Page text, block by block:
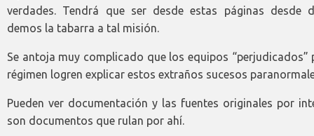
verdades. Tendrá que ser desde estas páginas desde
demos la tabarra a tal misión.
Se antoja muy complicado que los equipos “perjudicados”
régimen logren explicar estos extraños sucesos
Pueden ver documentación y las fuentes originales por
son documentos que rulan por ahí.